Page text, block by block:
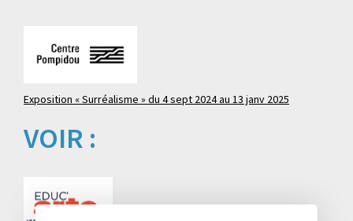
Exposition « Surréalisme » du 4 sept 2024 au 13 janv 2025
VOIR :